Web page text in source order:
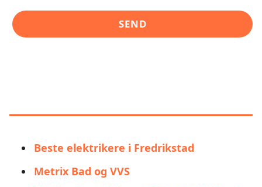
Beste elektrikere i Fredrikstad
Metrix Bad og VVS